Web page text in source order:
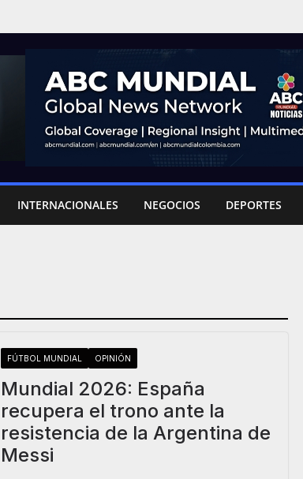
INTERNACIONALES NEGOCIOS DEPORTES
FÚTBOL MUNDIAL OPINIÓN
Mundial 2026: España
recupera el trono ante la
resistencia de la Argentina de
Messi